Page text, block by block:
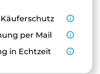
info_outline
per Mail
info_outline
in Echtzeit info_outline